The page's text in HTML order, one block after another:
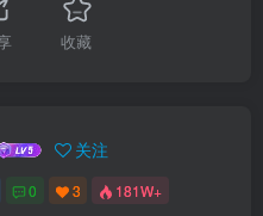
收藏
关注
0 3 181W+